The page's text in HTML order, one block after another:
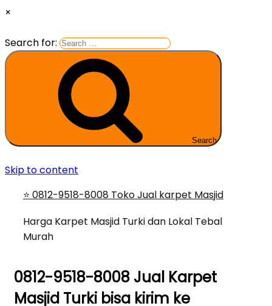
×
Search for:
Search
Skip to content
⭐ 0812-9518-8008 Toko Jual karpet Masjid
Harga Karpet Masjid Turki dan Lokal Tebal
Murah
0812-9518-8008 Jual Karpet
Masjid Turki bisa kirim ke